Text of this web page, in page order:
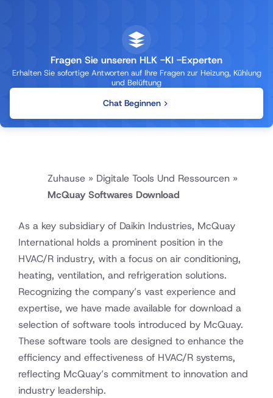
Fragen Sie unseren HLK -KI -Experten
Erhalten Sie sofortige Antworten auf Ihre Fragen zur Heizung, Kühlung
und Belüftung
Chat Beginnen
Zuhause » Digitale Tools Und Ressourcen »
McQuay Softwares Download
As a key subsidiary of Daikin Industries, McQuay
International holds a prominent position in the
HVAC/R industry, with a focus on air conditioning,
heating, ventilation, and refrigeration solutions.
Recognizing the company’s vast experience and
expertise, we have made available for download a
selection of software tools introduced by McQuay.
These software tools are designed to enhance the
efficiency and effectiveness of HVAC/R systems,
reflecting McQuay’s commitment to innovation and
industry leadership.